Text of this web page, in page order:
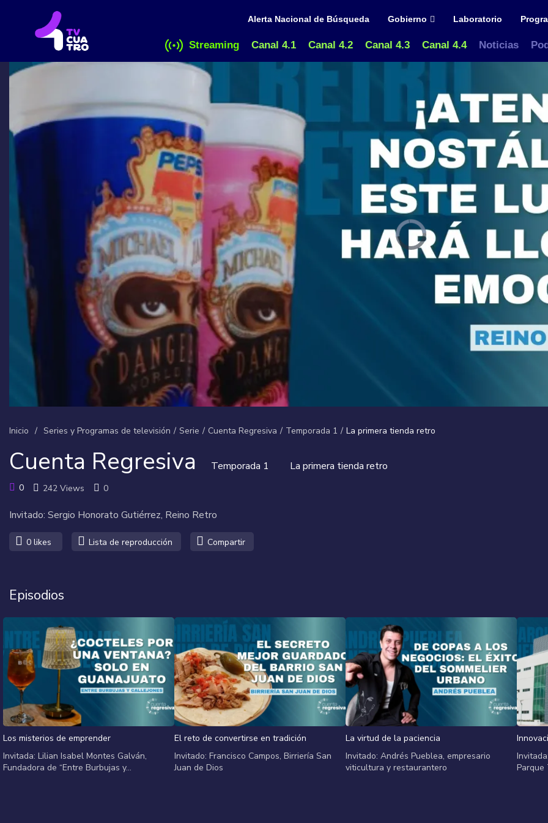
Alerta Nacional de Búsqueda Gobierno Laboratorio
Streaming Canal 4.1 Canal 4.2 Canal 4.3 Canal 4.4 Noticias
Inicio / Series y Programas de televisión / Serie / Cuenta Regresiva / Temporada 1 / La primera tienda retro
Cuenta Regresiva Temporada 1 La primera tienda retro
0 242 Views 0
Invitado: Sergio Honorato Gutiérrez, Reino Retro
0 likes Lista de reproducción Compartir
Episodios
Los misterios de emprender
Invitada: Lilian Isabel Montes Galván,
Fundadora de “Entre Burbujas y...
El reto de convertirse en tradición
Invitado: Francisco Campos, Birriería San
Juan de Dios
La virtud de la paciencia
Invitado: Andrés Pueblea, empresario
viticultura y restaurantero
Parque